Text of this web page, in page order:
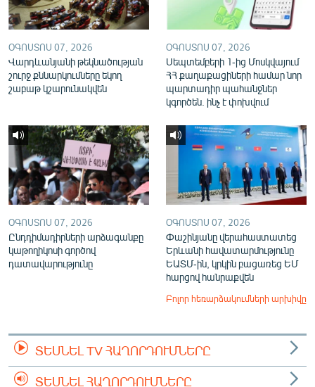
ՕԳՈՍՏՈՍ 07, 2026
Վարդևանյանի թեկնածության
շուրջ քննարկումները եկող
շաբաթ կշարունակվեն
ՕԳՈՍՏՈՍ 07, 2026
Սեպտեմբերի 1-ից Մոսկվայում
ՀՀ քաղաքացիների համար նոր
պարտադիր պահանջներ
կգործեն. ինչ է փոխվում
ՕԳՈՍՏՈՍ 07, 2026
Ընդդիմադիրների արձագանքը
կաթողիկոսի գործով
դատավարությունը
ՕԳՈՍՏՈՍ 07, 2026
Փաշինյանը վերահաստատեց
Երևանի հավատարմությունը
ԵԱՏՄ-ին, կրկին բացառեց ԵՄ
հարցով հանրաքվեն
Բոլոր հեռարձակումների արխիվը
ՏԵՍՆԵԼ TV ՀԱՂՈՐԴՈՒՄՆԵՐԸ
ՏԵՍՆԵԼ ՀԱՂՈՐԴՈՒՄՆԵՐԸ